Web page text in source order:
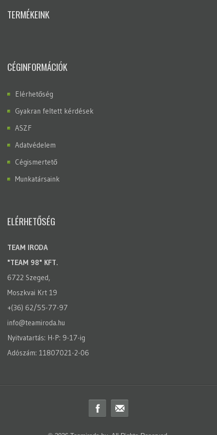
TERMÉKEINK
CÉGINFORMÁCIÓK
Elérhetőség
Gyakran feltett kérdések
ASZF
Adatvédelem
Cégismertető
Munkatársaink
ELÉRHETŐSÉG
TEAM IRODA
"TEAM 98" KFT.
6722 Szeged,
Moszkvai Krt 19
+(36) 62/55-77-97
info@teamiroda.hu
Nyitvatartás: H-P: 9-17-ig
Adószám: 11807021-2-06